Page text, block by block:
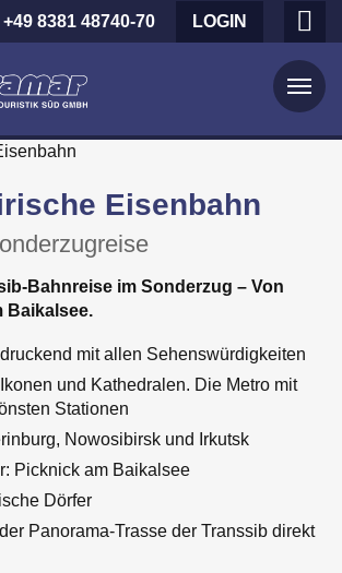
+49 8381 48740-70 LOGIN
Eisenbahn
Bahnreise im Sonderzug – Von
Baikalsee.
mit allen Sehenswürdigkeiten
und Kathedralen. Die Metro mit
Stationen
Nowosibirsk und Irkutsk
Picknick am Baikalsee
Dörfer
Panorama-Trasse der Transsib direkt